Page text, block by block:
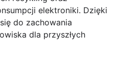
elektroniki. Dzięki
do zachowania
dla przyszłych